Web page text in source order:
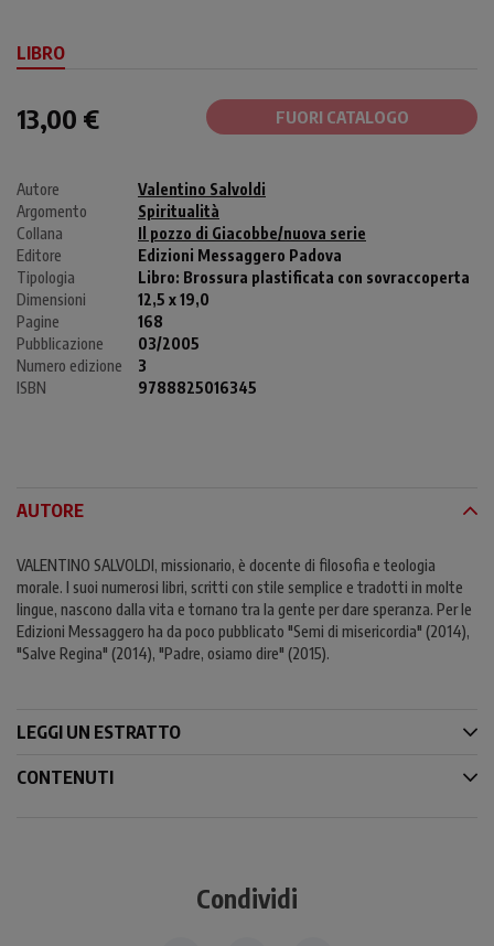
LIBRO
13,00 € FUORI CATALOGO
Autore
Valentino Salvoldi
Argomento
Spiritualità
Collana
Il pozzo di Giacobbe/nuova serie
Editore
Edizioni Messaggero Padova
Tipologia
Libro: Brossura plastificata con sovraccoperta
Dimensioni
12,5 x 19,0
Pagine
168
Pubblicazione
03/2005
Numero edizione
3
ISBN
9788825016345
AUTORE
VALENTINO SALVOLDI, missionario, è docente di filosofia e teologia
morale. I suoi numerosi libri, scritti con stile semplice e tradotti in molte
lingue, nascono dalla vita e tornano tra la gente per dare speranza. Per le
Edizioni Messaggero ha da poco pubblicato "Semi di misericordia" (2014),
"Salve Regina" (2014), "Padre, osiamo dire" (2015).
LEGGI UN ESTRATTO
CONTENUTI
Condividi